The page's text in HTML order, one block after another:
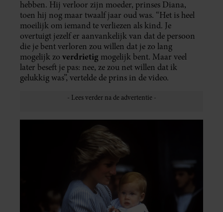
hebben. Hij verloor zijn moeder, prinses Diana,
toen hij nog maar twaalf jaar oud was. “Het is heel
moeilijk om iemand te verliezen als kind. Je
overtuigt jezelf er aanvankelijk van dat de persoon
die je bent verloren zou willen dat je zo lang
mogelijk zo verdrietig mogelijk bent. Maar veel
later beseft je pas: nee, ze zou net willen dat ik
gelukkig was”, vertelde de prins in de video.